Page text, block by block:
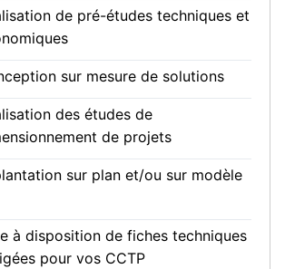
de pré-études techniques et
sur mesure de solutions
des études de
de projets
sur plan et/ou sur modèle
à disposition de fiches techniques
pour vos CCTP